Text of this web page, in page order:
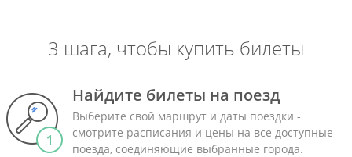
3 шага, чтобы купить билеты
Найдите билеты на поезд
Выберите свой маршрут и даты поездки -
смотрите расписания и цены на все доступные
поезда, соединяющие выбранные города.